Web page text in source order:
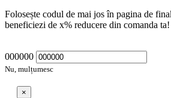
Folosește codul de mai jos în pagina de
beneficiezi de x% reducere din comanda ta!
000000
Nu, mulțumesc
×